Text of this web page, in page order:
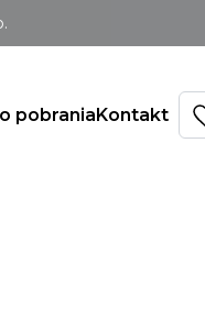
pobraniaKontakt